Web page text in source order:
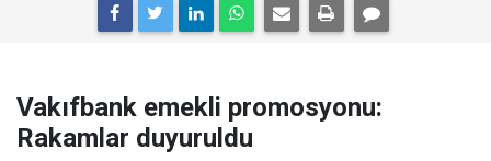
Vakıfbank emekli promosyonu:
Rakamlar duyuruldu